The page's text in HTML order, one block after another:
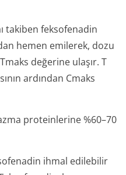
takiben feksofenadin
hemen emilerek, dozu
değerine ulaşır. T
ardından Cmaks
proteinlerine %60–70
ihmal edilebilir